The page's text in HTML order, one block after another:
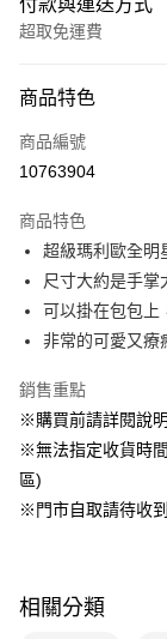
付款與運送方式
超取免運費
全家線上支付
超商取貨付款
運送方式
全家取貨付款
免運費
常溫-付款後全家取
商品特色
商品編號
10763904
商品特色
超級瑪利歐全明
尺寸大約是手掌
可以掛在包包上
非常的可愛又療
銷售重點
※購買前請詳閱說明
※無法指定收貨時
區)
※門市自取請待收
相關分類